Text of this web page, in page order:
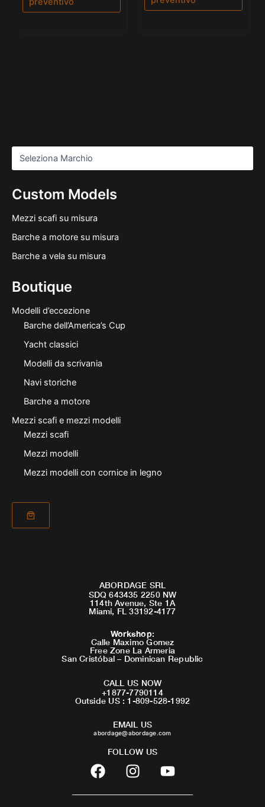
Custom Models
Mezzi scafi su misura
Barche a motore su misura
Barche a vela su misura
Boutique
Modelli d’eccezione
Barche dell’America’s Cup
Yacht classici
Modelli da scrivania
Navi storiche
Barche a motore
Mezzi scafi e mezzi modelli
Mezzi scafi
Mezzi modelli
Mezzi modelli con cornice in legno
ABORDAGE SRL
SDQ 643435 2250 NW
114th Avenue, Ste 1A
Miami, FL 33192-4177
Workshop:
Calle Maximo Gomez
Free Zone La Armeria
San Cristóbal – Dominican Republic
CALL US NOW
+1877-7790114
Outside US : 1-809-528-1992
EMAIL US
abordage@abordage.com
FOLLOW US
F
a
c
I
n
s
Y
o
u